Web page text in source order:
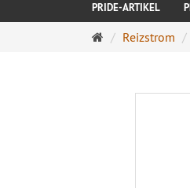
PRIDE-ARTIKEL
Startseite
Reizstrom